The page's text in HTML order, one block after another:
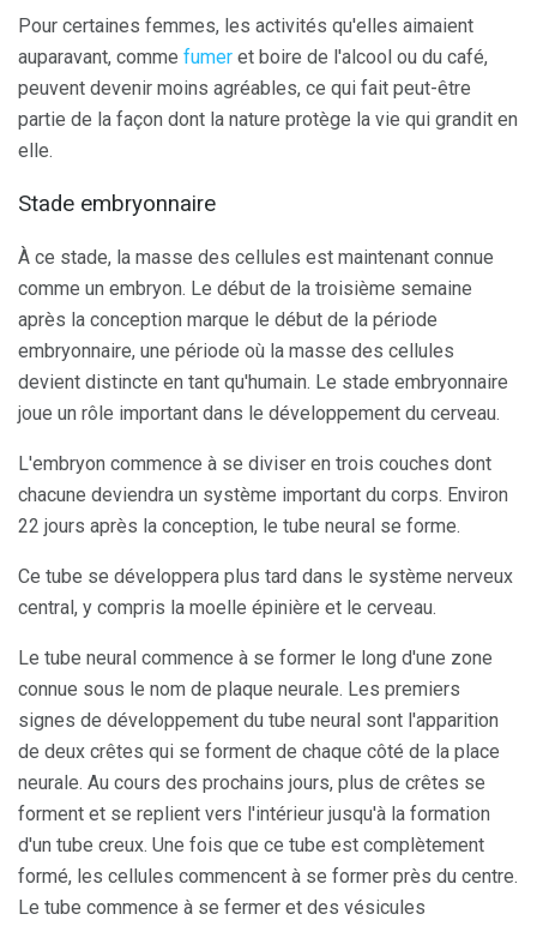
Pour certaines femmes, les activités qu'elles aimaient
auparavant, comme fumer et boire de l'alcool ou du café,
peuvent devenir moins agréables, ce qui fait peut-être
partie de la façon dont la nature protège la vie qui grandit en
elle.
Stade embryonnaire
À ce stade, la masse des cellules est maintenant connue
comme un embryon. Le début de la troisième semaine
après la conception marque le début de la période
embryonnaire, une période où la masse des cellules
devient distincte en tant qu'humain. Le stade embryonnaire
joue un rôle important dans le développement du cerveau.
L'embryon commence à se diviser en trois couches dont
chacune deviendra un système important du corps. Environ
22 jours après la conception, le tube neural se forme.
Ce tube se développera plus tard dans le système nerveux
central, y compris la moelle épinière et le cerveau.
Le tube neural commence à se former le long d'une zone
connue sous le nom de plaque neurale. Les premiers
signes de développement du tube neural sont l'apparition
de deux crêtes qui se forment de chaque côté de la place
neurale. Au cours des prochains jours, plus de crêtes se
forment et se replient vers l'intérieur jusqu'à la formation
d'un tube creux. Une fois que ce tube est complètement
formé, les cellules commencent à se former près du centre.
Le tube commence à se fermer et des vésicules